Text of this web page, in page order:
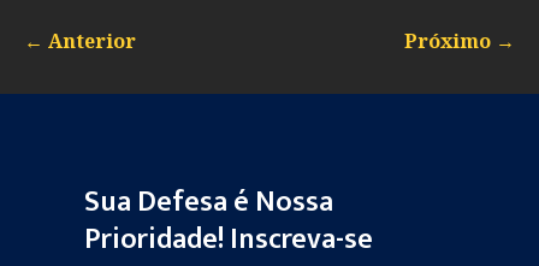
← Anterior Próximo →
Sua Defesa é Nossa
Prioridade! Inscreva-se